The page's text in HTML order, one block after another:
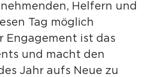
Helfern und
Tag möglich
Engagement ist das
und macht den
Jahr aufs Neue zu